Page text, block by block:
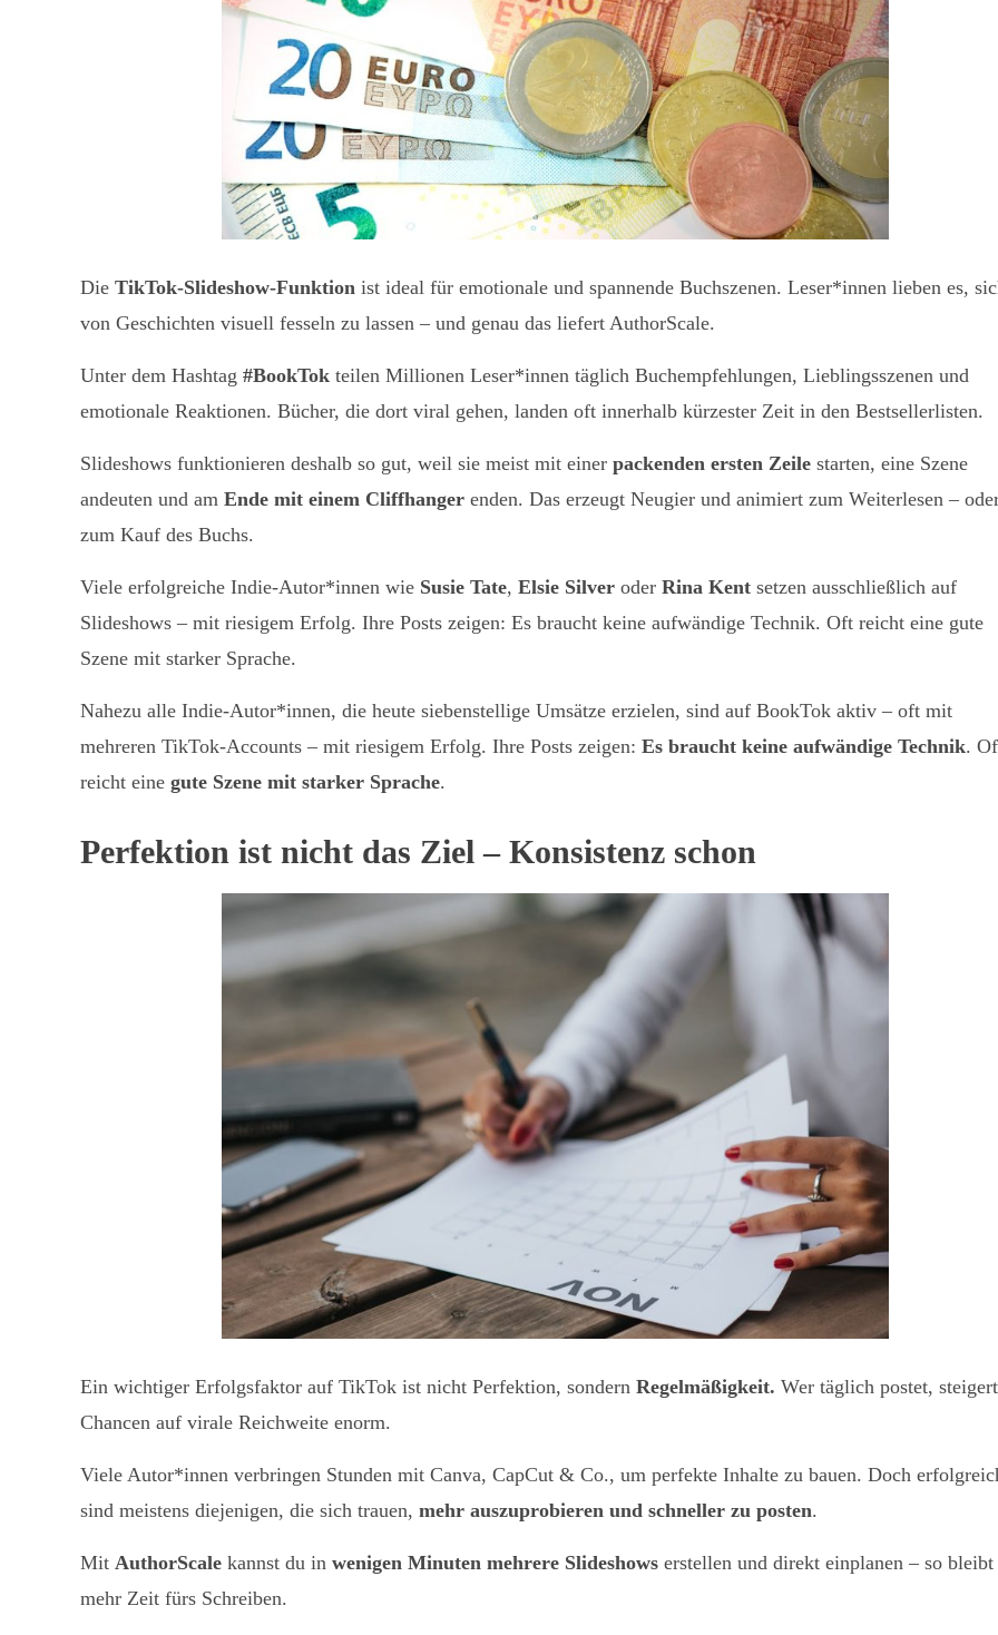
Die TikTok-Slideshow-Funktion ist ideal für emotionale und spannende Buchszenen. Leser*innen lieben es,
von Geschichten visuell fesseln zu lassen – und genau das liefert AuthorScale.
Unter dem Hashtag #BookTok teilen Millionen Leser*innen täglich Buchempfehlungen, Lieblingsszenen und
emotionale Reaktionen. Bücher, die dort viral gehen, landen oft innerhalb kürzester Zeit in den Bestsellerlisten.
Slideshows funktionieren deshalb so gut, weil sie meist mit einer packenden ersten Zeile starten, eine Szene
andeuten und am Ende mit einem Cliffhanger enden. Das erzeugt Neugier und animiert zum Weiterlesen –
zum Kauf des Buchs.
Viele erfolgreiche Indie-Autor*innen wie Susie Tate, Elsie Silver oder Rina Kent setzen ausschließlich auf
Slideshows – mit riesigem Erfolg. Ihre Posts zeigen: Es braucht keine aufwändige Technik. Oft reicht eine gute
Szene mit starker Sprache.
Nahezu alle Indie-Autor*innen, die heute siebenstellige Umsätze erzielen, sind auf BookTok aktiv – oft mit
mehreren TikTok-Accounts – mit riesigem Erfolg. Ihre Posts zeigen: Es braucht keine aufwändige Technik.
reicht eine gute Szene mit starker Sprache.
Perfektion ist nicht das Ziel – Konsistenz schon
Ein wichtiger Erfolgsfaktor auf TikTok ist nicht Perfektion, sondern Regelmäßigkeit. Wer täglich postet,
Chancen auf virale Reichweite enorm.
Viele Autor*innen verbringen Stunden mit Canva, CapCut & Co., um perfekte Inhalte zu bauen. Doch
sind meistens diejenigen, die sich trauen, mehr auszuprobieren und schneller zu posten.
Mit AuthorScale kannst du in wenigen Minuten mehrere Slideshows erstellen und direkt einplanen – so bleibt
mehr Zeit fürs Schreiben.